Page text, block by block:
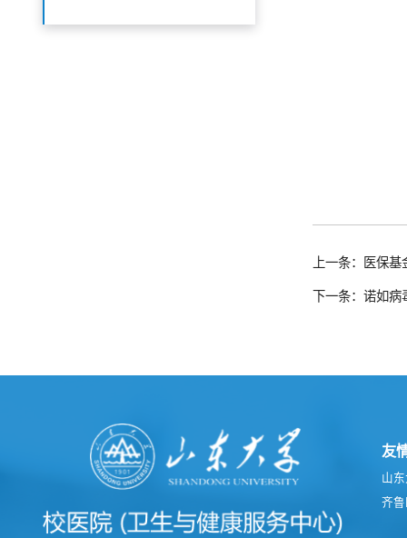
上一条：医保
下一条：诺如
友
山
齐